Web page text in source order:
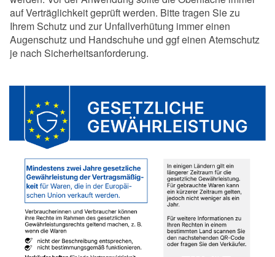
auf Verträglichkeit geprüft werden. Bitte tragen Sie zu
Ihrem Schutz und zur Unfallverhütung immer einen
Augenschutz und Handschuhe und ggf einen Atemschutz
je nach Sicherheitsanforderung.